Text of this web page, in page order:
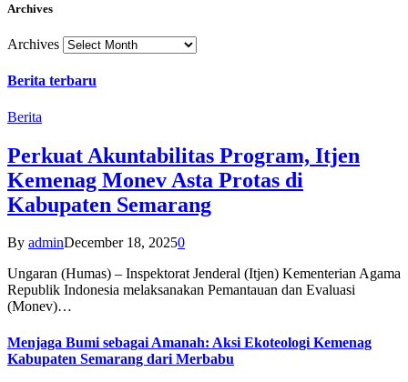
Archives
Archives
Berita terbaru
Berita
Perkuat Akuntabilitas Program, Itjen
Kemenag Monev Asta Protas di
Kabupaten Semarang
By adminDecember 18, 20250
Ungaran (Humas) – Inspektorat Jenderal (Itjen) Kementerian Agama
Republik Indonesia melaksanakan Pemantauan dan Evaluasi
(Monev)…
Menjaga Bumi sebagai Amanah: Aksi Ekoteologi Kemenag
Kabupaten Semarang dari Merbabu